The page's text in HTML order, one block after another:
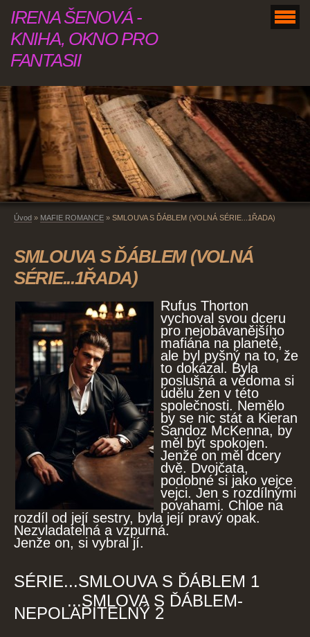
IRENA ŠENOVÁ -
KNIHA, OKNO PRO
FANTASII
Úvod » MAFIE ROMANCE » SMLOUVA S ĎÁBLEM (VOLNÁ SÉRIE...1ŘADA)
SMLOUVA S ĎÁBLEM (VOLNÁ
SÉRIE...1ŘADA)
Rufus Thorton
vychoval svou dceru
pro nejobávanějšího
mafiána na planetě,
ale byl pyšný na to, že
to dokázal. Byla
poslušná a vědoma si
údělu žen v této
společnosti. Nemělo
by se nic stát a Kieran
Sandoz McKenna, by
měl být spokojen.
Jenže on měl dcery
dvě. Dvojčata,
podobné si jako vejce
vejci. Jen s rozdílnými
povahami. Chloe na
rozdíl od její sestry, byla její pravý opak.
Nezvladatelná a vzpurná.
Jenže on, si vybral jí.
SÉRIE...SMLOUVA S ĎÁBLEM 1
...SMLOVA S ĎÁBLEM-
NEPOLAPITELNÝ 2